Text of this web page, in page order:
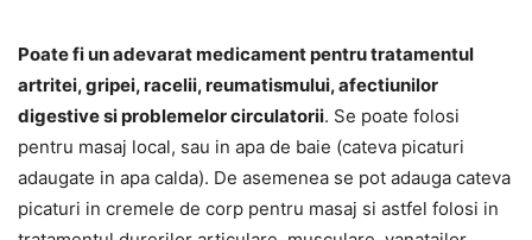
Poate fi un adevarat medicament pentru tratamentul
artritei, gripei, racelii, reumatismului, afectiunilor
digestive si problemelor circulatorii. Se poate folosi
pentru masaj local, sau in apa de baie (cateva picaturi
adaugate in apa calda). De asemenea se pot adauga cateva
picaturi in cremele de corp pentru masaj si astfel folosi in